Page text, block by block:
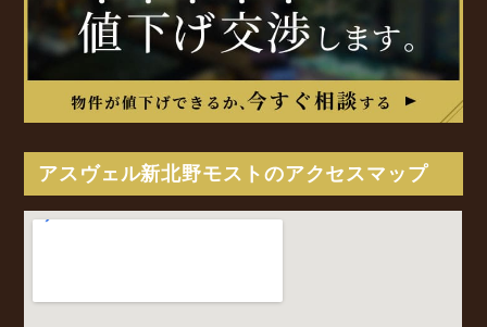
アスヴェル新北野モストのアクセスマップ